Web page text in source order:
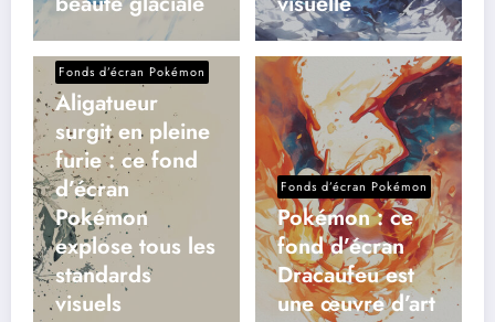
Fonds d’écran Pokémon
Aligatueur
surgit en pleine
furie : ce fond
d’écran
Pokémon
explose tous les
standards
visuels
Fonds d’écran Pokémon
Pokémon : ce
fond d’écran
Dracaufeu est
une œuvre d’art